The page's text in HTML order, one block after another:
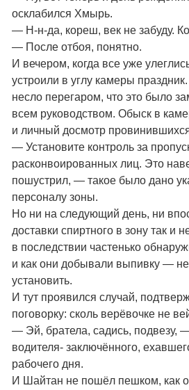
осклабился Хмырь.
— Н-н-да, кореш, век не забуду.
— После отбоя, понятно.
И вечером, когда все уже
устроили в углу камеры
несло перегаром, что это было
всем руководством. Обыск в
и личный досмотр
— Установите контроль за
расконвоированных лиц. Это
пошустрил, — такое было дано
персоналу зоны.
Но ни на следующий день, ни
доставки спиртного в зону так и
в последствии частенько
и как они добывали выпивку —
установить.
И тут проявился случай,
поговорку: сколь верёвочке не
— Эй, братела, садись, подвезу,
водителя- заключённого,
рабочего дня.
И Шайтан не пошёл пешком, как